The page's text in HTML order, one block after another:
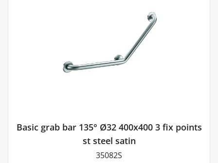
Basic grab bar 135° Ø32 400x400 3 fix points
st steel satin
35082S